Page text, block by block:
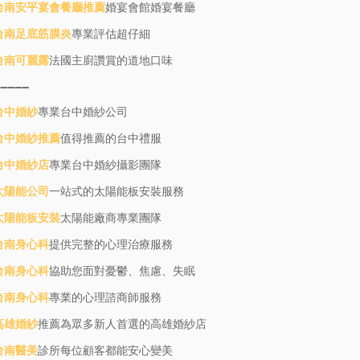
南安平宴會餐廳推薦婚宴會館婚宴餐廳
南足底筋膜炎專業評估超仔細
南可麗露法國主廚讚賞的道地口味
中婚紗專業台中婚紗公司
中婚紗推薦值得推薦的台中禮服
中婚紗店專業台中婚紗攝影團隊
陽能公司一站式的太陽能板安裝服務
陽能板安裝太陽能廠商專業團隊
南身心科提供完整的心理治療服務
南身心科協助您面對憂鬱、焦慮、失眠
南身心科專業的心理諮商師服務
雄婚紗推薦為眾多新人首選的高雄婚紗店
南醫美診所每位顧客都能安心變美